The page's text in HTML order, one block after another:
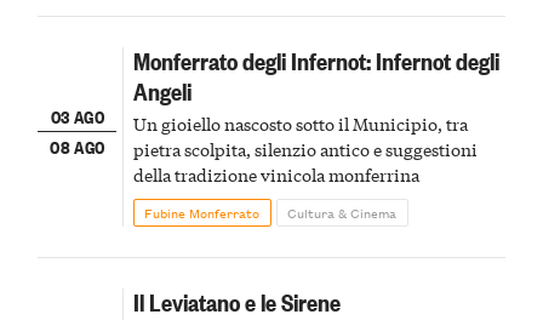
03 AGO
08 AGO
Monferrato degli Infernot: Infernot degli
Angeli
Un gioiello nascosto sotto il Municipio, tra
pietra scolpita, silenzio antico e suggestioni
della tradizione vinicola monferrina
Fubine Monferrato Cultura & Cinema
Il Leviatano e le Sirene